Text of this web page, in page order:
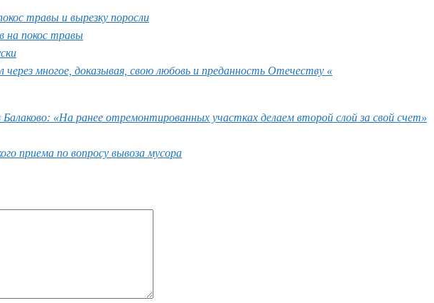
травы и вырезку поросли
на покос травы
многое, доказывая, свою любовь и преданность Отечеству «
«На ранее отремонтированных участках делаем второй слой за свой счет»
приема по вопросу вывоза мусора